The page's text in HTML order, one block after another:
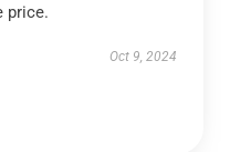
price.
Oct 9, 2024